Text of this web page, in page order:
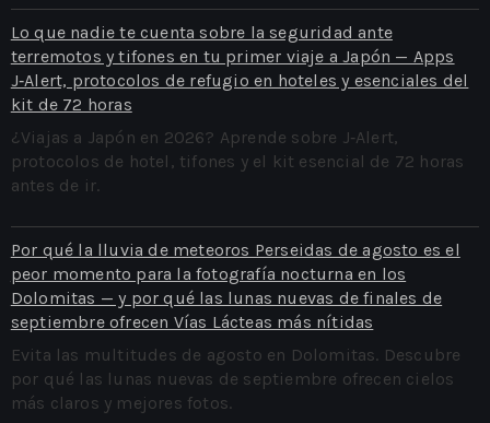
Lo que nadie te cuenta sobre la seguridad ante
terremotos y tifones en tu primer viaje a Japón — Apps
J‑Alert, protocolos de refugio en hoteles y esenciales del
kit de 72 horas
¿Viajas a Japón en 2026? Aprende sobre J‑Alert,
protocolos de hotel, tifones y el kit esencial de 72 horas
antes de ir.
Por qué la lluvia de meteoros Perseidas de agosto es el
peor momento para la fotografía nocturna en los
Dolomitas — y por qué las lunas nuevas de finales de
septiembre ofrecen Vías Lácteas más nítidas
Evita las multitudes de agosto en Dolomitas. Descubre
por qué las lunas nuevas de septiembre ofrecen cielos
más claros y mejores fotos.